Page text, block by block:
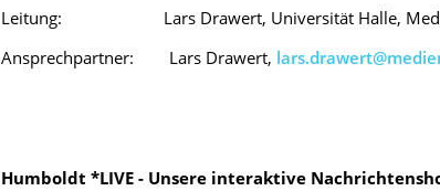
Leitung: Lars Drawert, Universität Halle,
Ansprechpartner: Lars Drawert,
Humboldt *LIVE - Unsere interaktive